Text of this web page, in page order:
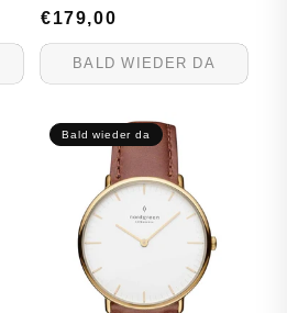
NORMALER
PREIS
€179,00
BALD WIEDER DA
Bald wieder da